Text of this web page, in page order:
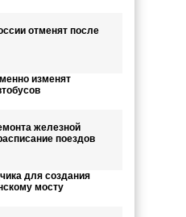
отменят после
изменят
железной
поездов
для создания
мосту